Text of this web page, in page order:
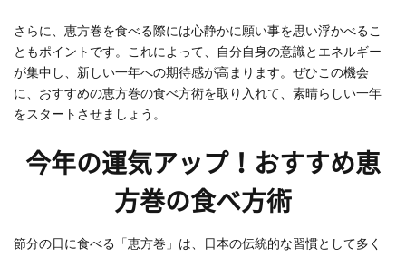
さらに、恵方巻を食べる際には心静かに願い事を思い浮かべるこ
ともポイントです。これによって、自分自身の意識とエネルギー
が集中し、新しい一年への期待感が高まります。ぜひこの機会
に、おすすめの恵方巻の食べ方術を取り入れて、素晴らしい一年
をスタートさせましょう。
今年の運気アップ！おすすめ恵
方巻の食べ方術
節分の日に食べる「恵方巻」は、日本の伝統的な習慣として多く